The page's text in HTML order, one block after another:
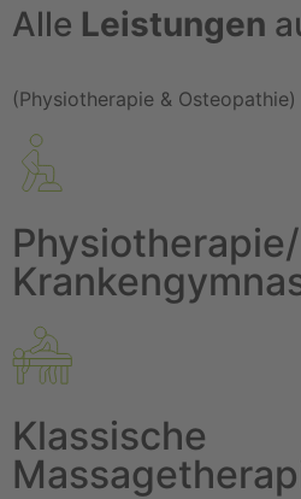
Alle Leistungen
(Physiotherapie & Osteopathie)
Physiotherapie/
Klassische